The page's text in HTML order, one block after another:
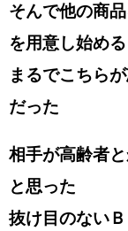
そんで他の商
を用意し始め
まるでこちら
だった
相手が高齢者
と思った
抜け目のないＢ